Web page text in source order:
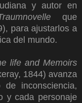
y autor en
que
para ajustarlos a
del mundo.
life and Memoirs
1844) avanza
inconsciencia,
y cada personaje